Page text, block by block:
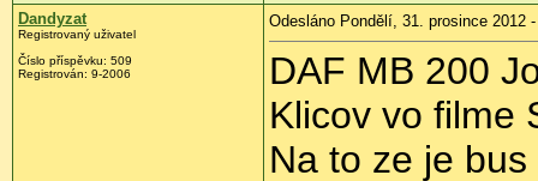
Dandyzat
Registrovaný uživatel
Číslo příspěvku: 509
Registrován: 9-2006
Odesláno Pondělí, 31. prosince 2012
DAF MB 200
Klicov vo filme
Na to ze je